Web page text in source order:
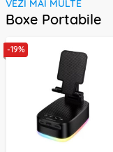
VEZI MAI MULTE
Boxe Portabile
-19%